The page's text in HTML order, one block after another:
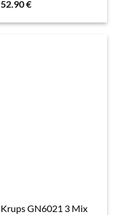
52.90€
Krups GN6021 3 Mix